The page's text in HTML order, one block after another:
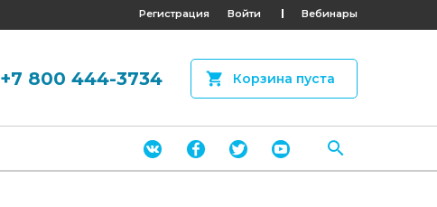
Регистрация Войти Вебинары
+7 800 444-3734 Корзина пуста